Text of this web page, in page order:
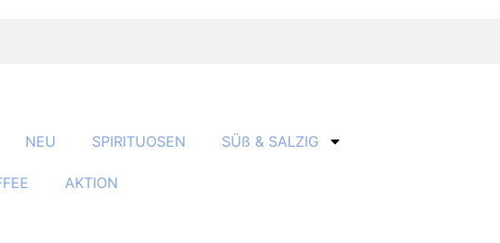
NEU SPIRITUOSEN SÜß & SALZIG
AKTION